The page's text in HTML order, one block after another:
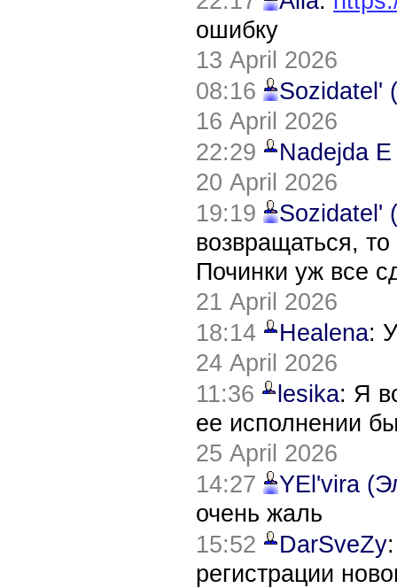
ошибку
13 April 2026
08:16
Sozidatel'
16 April 2026
22:29
Nadejda
20 April 2026
19:19
Sozidatel'
возвращаться,
Починки уж все
21 April 2026
18:14
Healena:
24 April 2026
11:36
lesika: Я
ее исполнении
25 April 2026
14:27
YEl'vira
очень жаль
15:52
DarSveZy
регистрации